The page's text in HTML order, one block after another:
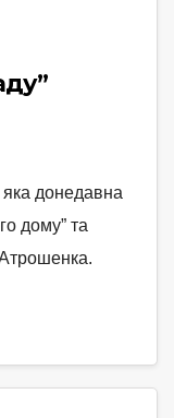
донедавна
дому” та